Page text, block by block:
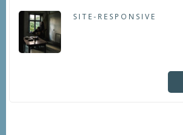
SITE-RESPONSIVE